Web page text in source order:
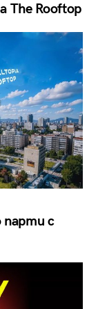
The Rooftop
парти с